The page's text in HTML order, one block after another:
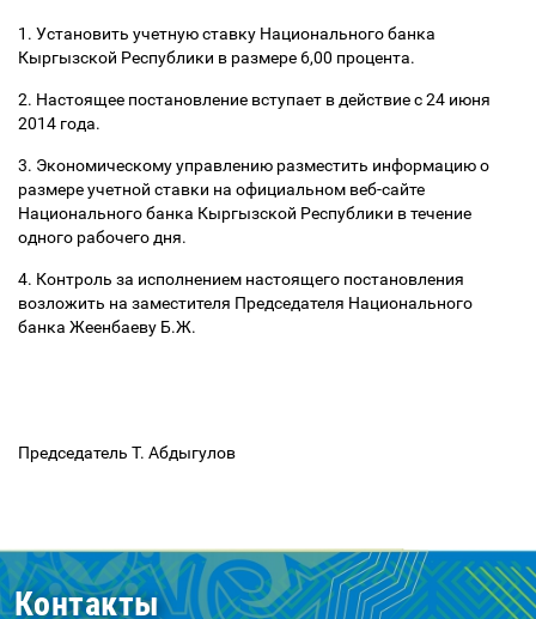
1. Установить учетную ставку Национального банка
Кыргызской Республики в размере 6,00 процента.
2. Настоящее постановление вступает в действие с 24 июня
2014 года.
3. Экономическому управлению разместить информацию о
размере учетной ставки на официальном веб-сайте
Национального банка Кыргызской Республики в течение
одного рабочего дня.
4. Контроль за исполнением настоящего постановления
возложить на заместителя Председателя Национального
банка Жеенбаеву Б.Ж.
Председатель Т. Абдыгулов
Контакты